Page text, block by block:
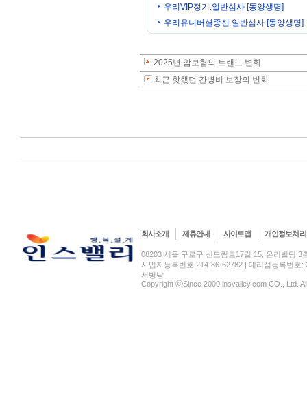
우리VIP정기:일반심사 [동양생명]
우리유니버셜종신:일반심사 [동양생명]
2025년 암보험의 트랜드 변화
최근 핫했던 간병비 보장의 변화
회사소개 제휴안내 사이트맵 개인정보처
08203 서울 구로구 신도림로17길 15, 온리빌딩
사업자등록번호 214-86-62782 | 대리점등록번호:
서병남
Copyright ⓒSince 2000 insvalley.com CO., Ltd.